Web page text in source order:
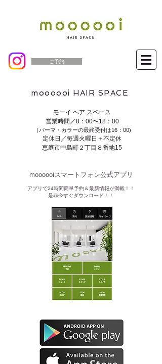
ご予約
moooooi HAIR SPACE
モーイ ヘア スペース
営業時間／8：00〜18：00
（パーマ・カラーの最終受付は16：00)
定休日／毎週火曜日＋不定休
恵庭市中島町２丁目８番地15
moooooiスマートフォン公式アプリ​
​アプリで24時間簡単予約＆最新情報が満載！！
是非今すぐダウンロード！！